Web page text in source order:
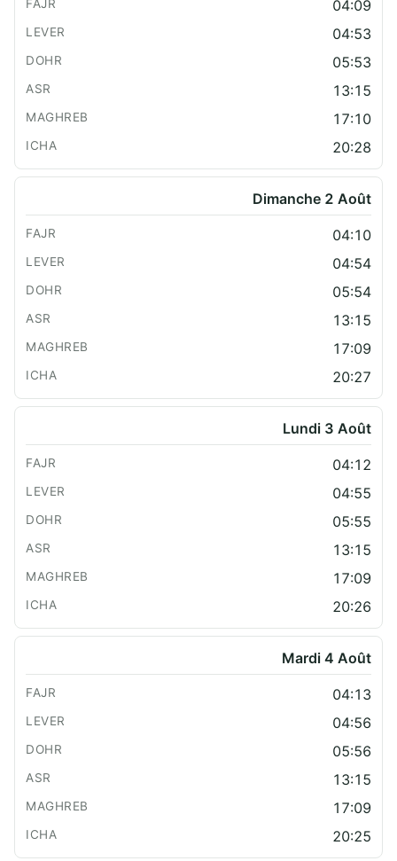
04:09
04:53
05:53
13:15
17:10
20:28
Dimanche 2 Août
04:10
04:54
05:54
13:15
17:09
20:27
Lundi 3 Août
04:12
04:55
05:55
13:15
17:09
20:26
Mardi 4 Août
04:13
04:56
05:56
13:15
17:09
20:25